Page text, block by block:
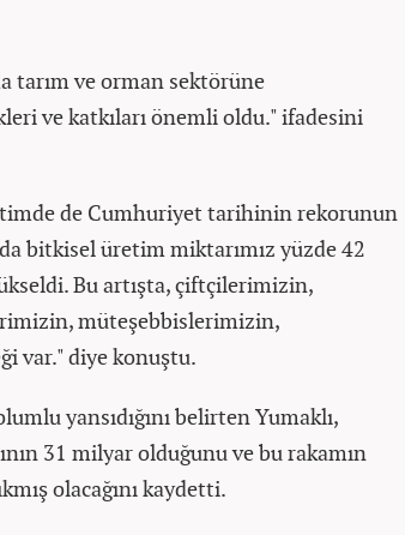
tarım ve orman sektörüne
ve katkıları önemli oldu." ifadesini
de Cumhuriyet tarihinin rekorunun
bitkisel üretim miktarımız yüzde 42
Bu artışta, çiftçilerimizin,
müteşebbislerimizin,
var." diye konuştu.
yansıdığını belirten Yumaklı,
31 milyar olduğunu ve bu rakamın
olacağını kaydetti.